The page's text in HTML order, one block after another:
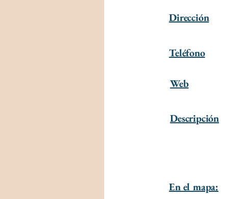
Dirección
Teléfono
Web
Descripción
En el mapa: